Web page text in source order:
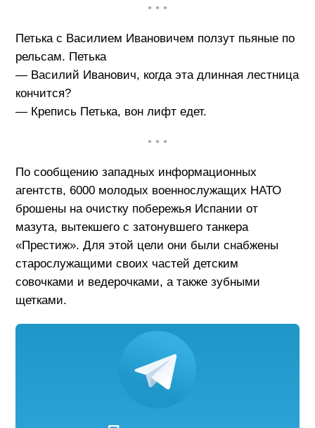
• • •
Петька с Василием Ивановичем ползут пьяные по
рельсам. Петька
— Василий Иванович, когда эта длинная лестница
кончится?
— Крепись Петька, вон лифт едет.
• • •
По сообщению западных информационных
агентств, 6000 молодых военнослужащих НАТО
брошены на очистку побережья Испании от
мазута, вытекшего с затонувшего танкера
«Престиж». Для этой цели они были снабжены
старослужащими своих частей детским
совочками и ведерочками, а также зубными
щетками.